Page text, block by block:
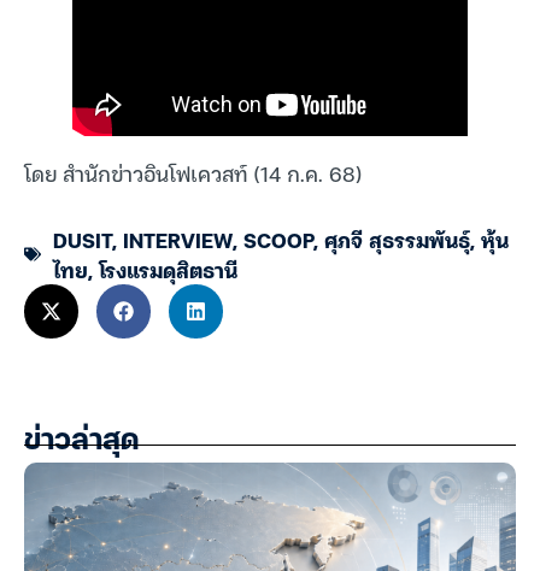
โดย สำนักข่าวอินโฟเควสท์ (14 ก.ค. 68)
DUSIT, INTERVIEW,SCOOP,ศุภจี สุธรรมพันธุ์,หุ้น
ไทย,โรงแรมดุสิตธานี
ข่าวล่าสุด